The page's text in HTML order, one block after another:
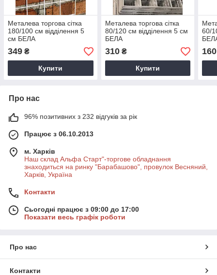
Металева торгова сітка
180/100 см відділення 5
см БЕЛА
349 ₴
Купити
Металева торгова сітка
80/120 см відділення 5 см
БЕЛА
310₴
Купити
60/
160
Про нас
96% позитивних з 232 відгуків за рік
Працює з 06.10.2013
м. Харків
Наш склад Альфа Старт"-торгове обладнання
знаходиться на ринку "Барабашово", провулок Весняний,
Харків, Україна
Контакти
Сьогодні працює з 09:00 до 17:00
Показати весь графік роботи
Про нас
Контакти